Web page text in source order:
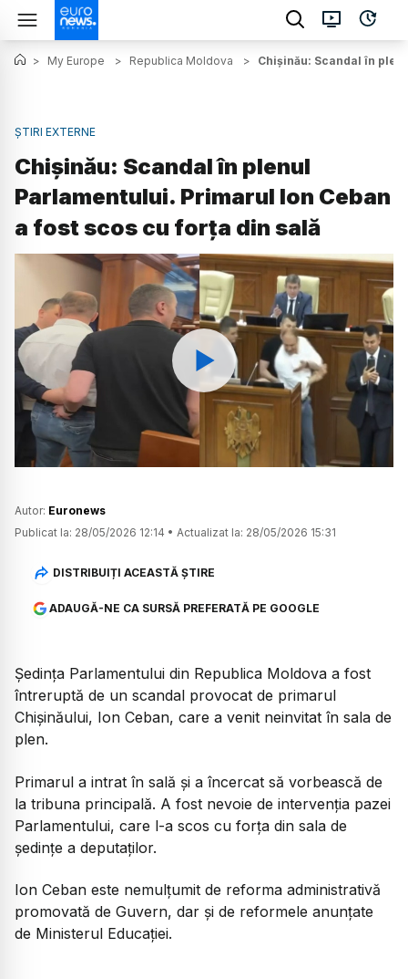
> My Europe > Republica Moldova > Chișinău: Scandal în
ȘTIRI EXTERNE
Chișinău: Scandal în plenul
Parlamentului. Primarul Ion Ceban
a fost scos cu forța din sală
Watch
Autor: Euronews
Publicat la: 28/05/2026 12:14 • Actualizat la: 28/05/2026 15:31
DISTRIBUIȚI ACEASTĂ ȘTIRE
ADAUGĂ-NE CA SURSĂ PREFERATĂ PE GOOGLE
Ședința Parlamentului din Republica Moldova a fost
întreruptă de un scandal provocat de primarul
Chișinăului, Ion Ceban, care a venit neinvitat în sala de
plen.
Primarul a intrat în sală și a încercat să vorbească de
la tribuna principală. A fost nevoie de intervenția pazei
Parlamentului, care l-a scos cu forța din sala de
ședințe a deputaților.
Ion Ceban este nemulțumit de reforma administrativă
promovată de Guvern, dar și de reformele anunțate
de Ministerul Educației.